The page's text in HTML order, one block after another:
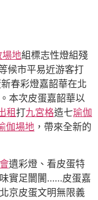
場地組標志性燈組殘
候市平易近游客打
春彩燈嘉韶華在北
本次皮蛋嘉韶華以
租打九宮格造七瑜伽
伽場地 ，帶來全新的
遺彩燈、看皮蛋特
實足闤闠……皮蛋嘉
京皮蛋文明無限義